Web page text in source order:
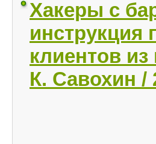
Хакеры с
инструкция
клиентов
К. Савохин /